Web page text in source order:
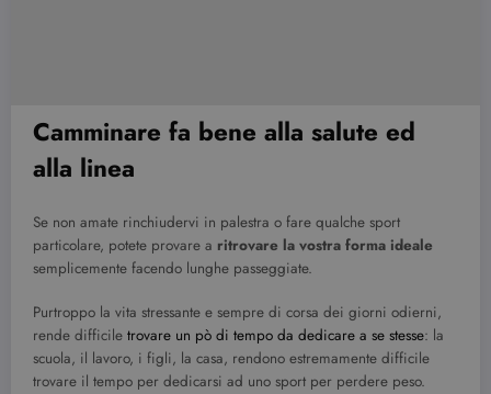
Camminare fa bene alla salute ed
alla linea
Se non amate rinchiudervi in palestra o fare qualche sport
particolare, potete provare a ritrovare la vostra forma ideale
semplicemente facendo lunghe passeggiate.
Purtroppo la vita stressante e sempre di corsa dei giorni odierni,
rende difficile trovare un pò di tempo da dedicare a se stesse: la
scuola, il lavoro, i figli, la casa, rendono estremamente difficile
trovare il tempo per dedicarsi ad uno sport per perdere peso.